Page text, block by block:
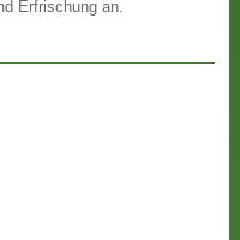
Erfrischung an.